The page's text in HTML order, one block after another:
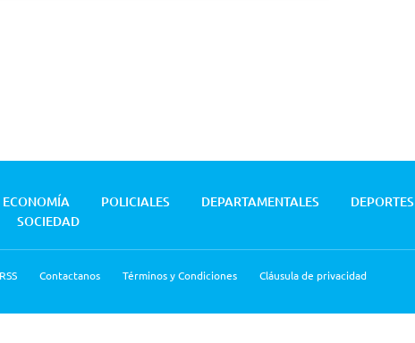
ECONOMÍA POLICIALES DEPARTAMENTALES DEPORTES
SOCIEDAD
RSS Contactanos Términos y Condiciones Cláusula de privacidad